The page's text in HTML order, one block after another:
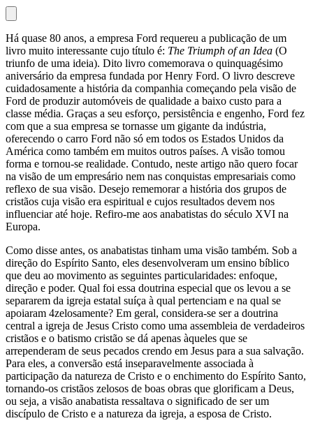
Há quase 80 anos, a empresa Ford requereu a publicação de um
livro muito interessante cujo título é: The Triumph of an Idea (O
triunfo de uma ideia). Dito livro comemorava o quinquagésimo
aniversário da empresa fundada por Henry Ford. O livro descreve
cuidadosamente a história da companhia começando pela visão de
Ford de produzir automóveis de qualidade a baixo custo para a
classe média. Graças a seu esforço, persistência e engenho, Ford fez
com que a sua empresa se tornasse um gigante da indústria,
oferecendo o carro Ford não só em todos os Estados Unidos da
América como também em muitos outros países. A visão tomou
forma e tornou-se realidade. Contudo, neste artigo não quero focar
na visão de um empresário nem nas conquistas empresariais como
reflexo de sua visão. Desejo rememorar a história dos grupos de
cristãos cuja visão era espiritual e cujos resultados devem nos
influenciar até hoje. Refiro-me aos anabatistas do século XVI na
Europa.
Como disse antes, os anabatistas tinham uma visão também. Sob a
direção do Espírito Santo, eles desenvolveram um ensino bíblico
que deu ao movimento as seguintes particularidades: enfoque,
direção e poder. Qual foi essa doutrina especial que os levou a se
separarem da igreja estatal suíça à qual pertenciam e na qual se
apoiaram 4zelosamente? Em geral, considera-se ser a doutrina
central a igreja de Jesus Cristo como uma assembleia de verdadeiros
cristãos e o batismo cristão se dá apenas àqueles que se
arrependeram de seus pecados crendo em Jesus para a sua salvação.
Para eles, a conversão está inseparavelmente associada à
participação da natureza de Cristo e o enchimento do Espírito Santo,
tornando-os cristãos zelosos de boas obras que glorificam a Deus,
ou seja, a visão anabatista ressaltava o significado de ser um
discípulo de Cristo e a natureza da igreja, a esposa de Cristo.